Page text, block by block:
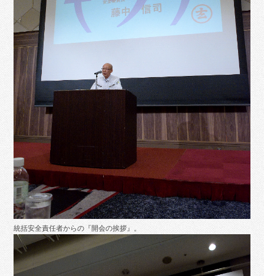
統括安全責任者からの『開会の挨拶』。